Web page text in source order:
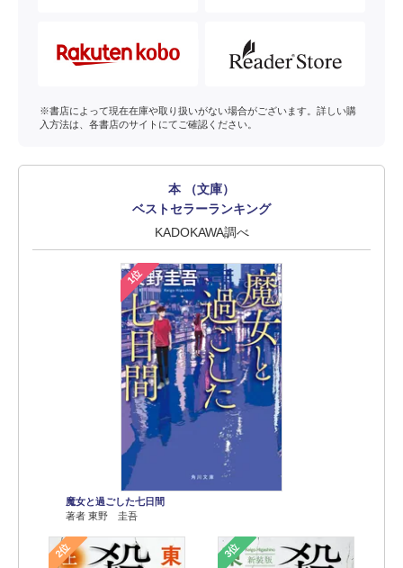
※書店によって現在在庫や取り扱いがない場合がございます。詳しい購
入方法は、各書店のサイトにてご確認ください。
本 （文庫）
ベストセラーランキング
KADOKAWA調べ
1位
魔女と過ごした七日間
著者 東野 圭吾
2位 3位